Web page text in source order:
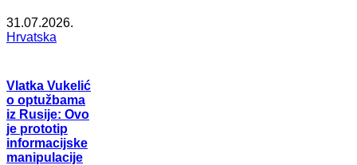
31.07.2026.
Hrvatska
Vlatka Vukelić
o optužbama
iz Rusije: Ovo
je prototip
informacijske
manipulacije